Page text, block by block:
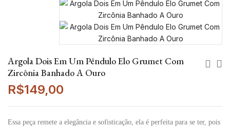
Argola Dois Em Um Pêndulo Elo Grumet Com
Zircônia Banhado A Ouro
R$149,00
Essa peça remete a elegância e sofisticação, ela é perfeita para se ter, pois